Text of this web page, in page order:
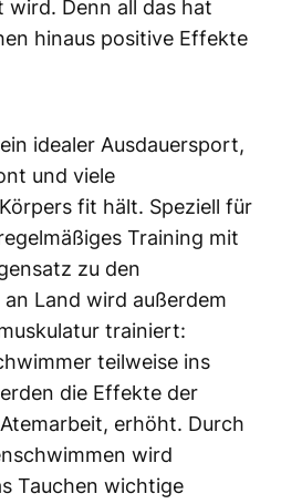
wird. Denn all das hat
hinaus positive Effekte
idealer Ausdauersport,
und viele
fit hält. Speziell für
Training mit
zu den
Land wird außerdem
trainiert:
teilweise ins
die Effekte der
erhöht. Durch
wird
Tauchen wichtige